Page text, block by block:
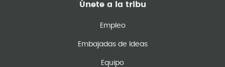
Únete a la tribu
Empleo
Embajadas de Ideas
Equipo